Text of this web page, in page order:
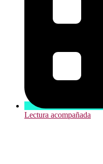
Lectura acompañada